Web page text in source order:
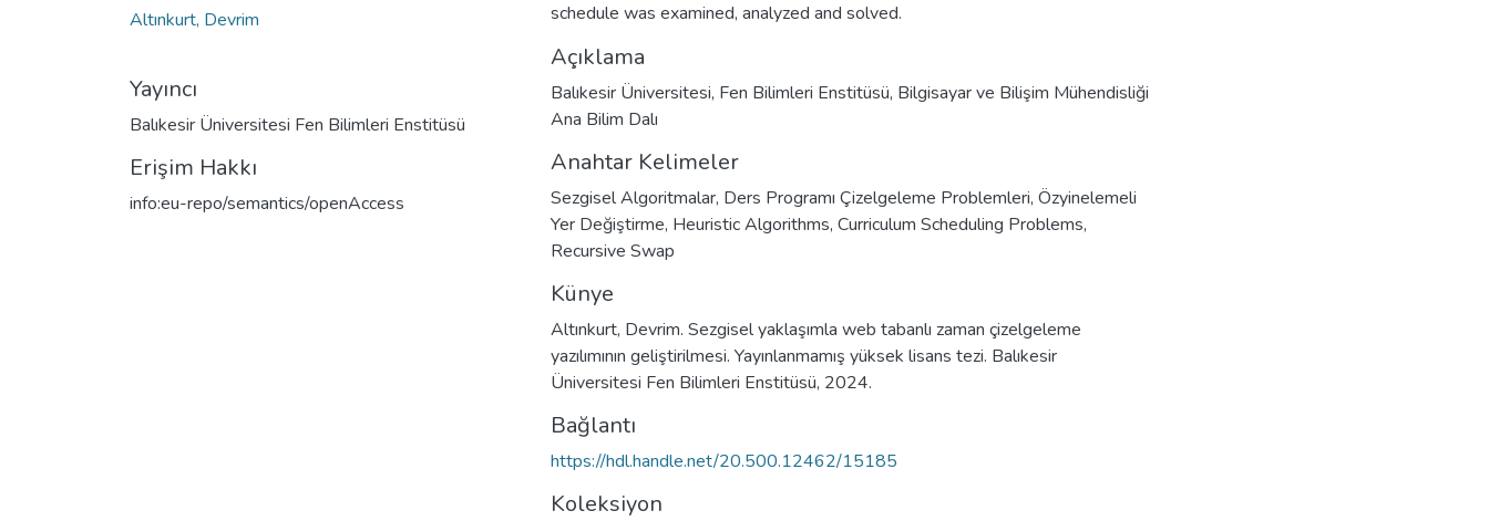
Altınkurt, Devrim
Yayıncı
Balıkesir Üniversitesi Fen Bilimleri Enstitüsü
Erişim Hakkı
info:eu-repo/semantics/openAccess
schedule was examined, analyzed and solved.
Açıklama
Balıkesir Üniversitesi, Fen Bilimleri Enstitüsü, Bilgisayar ve Bilişim Mühendisliği
Ana Bilim Dalı
Anahtar Kelimeler
Sezgisel Algoritmalar, Ders Programı Çizelgeleme Problemleri, Özyinelemeli
Yer Değiştirme, Heuristic Algorithms, Curriculum Scheduling Problems,
Recursive Swap
Künye
Altınkurt, Devrim. Sezgisel yaklaşımla web tabanlı zaman çizelgeleme
yazılımının geliştirilmesi. Yayınlanmamış yüksek lisans tezi. Balıkesir
Üniversitesi Fen Bilimleri Enstitüsü, 2024.
Bağlantı
https://hdl.handle.net/20.500.12462/15185
Koleksiyon